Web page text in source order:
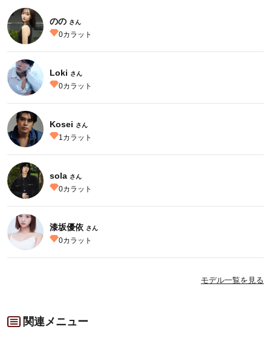
のの さん
0カラット
Loki さん
0カラット
Kosei さん
1 カラット
sola さん
0カラット
漆坂優依 さん
0カラット
モデル一覧を見る
関連メニュー